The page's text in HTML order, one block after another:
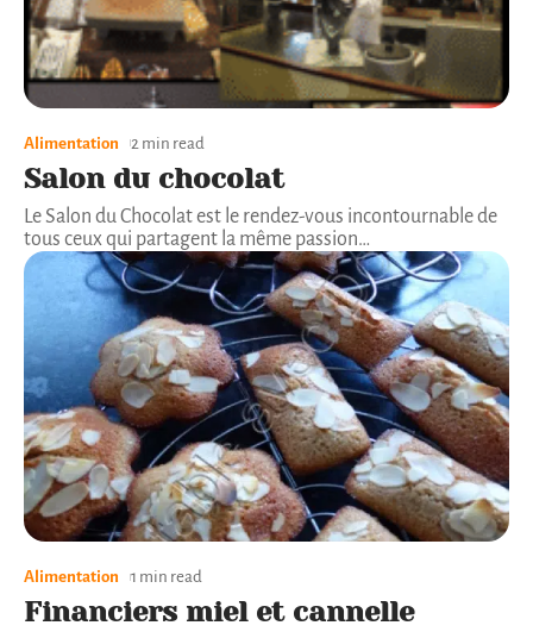
Alimentation 2 min read
Salon du chocolat
Le Salon du Chocolat est le rendez-vous incontournable de
tous ceux qui partagent la même passion…
Alimentation 1 min read
Financiers miel et cannelle